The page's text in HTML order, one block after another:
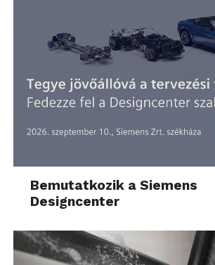
Bemutatkozik a Siemens
Designcenter